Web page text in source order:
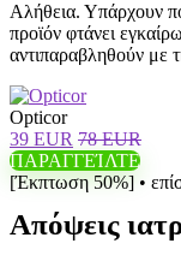
Αλήθεια. Υπάρχουν
προϊόν φτάνει
αντιπαραβληθούν με
Opticor
39 EUR 78 EUR
ΠΑΡΑΓΓΕΊΛΤΕ
[Έκπτωση 50%] •
Απόψεις